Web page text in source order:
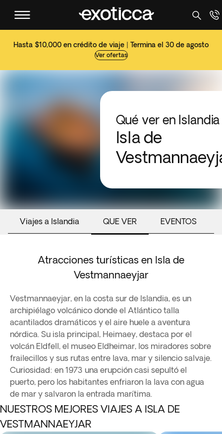
Hasta $10,000 en crédito de viaje | Termina el 30 de agosto
Ver ofertas
Qué ver en Islandia
Isla de
Viajes a Islandia QUE VER EVENTOS
Atracciones turísticas en Isla de
Vestmannaeyjar
Vestmannaeyjar, en la costa sur de Islandia, es un
archipiélago volcánico donde el Atlántico talla
acantilados dramáticos y el aire huele a aventura
nórdica. Su isla principal, Heimaey, destaca por el
volcán Eldfell, el museo Eldheimar, los miradores sobre
frailecillos y sus rutas entre lava, mar y silencio salvaje.
Curiosidad: en 1973 una erupción casi sepultó el
puerto, pero los habitantes enfriaron la lava con agua
de mar y salvaron la entrada marítima.
NUESTROS MEJORES VIAJES A ISLA DE
VESTMANNAEYJAR